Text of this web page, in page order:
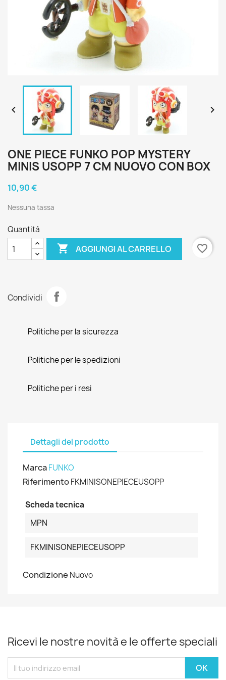
 
ONE PIECE FUNKO POP MYSTERY
MINIS USOPP 7 CM NUOVO CON BOX
10,90 €
Nessuna tassa
Quantità
 AGGIUNGI AL CARRELLO favorite_border
Condividi
Politiche per la sicurezza
Politiche per le spedizioni
Politiche per i resi
Dettagli del prodotto
MarcaFUNKO
RiferimentoFKMINISONEPIECEUSOPP
Scheda tecnica
MPN
FKMINISONEPIECEUSOPP
Condizione Nuovo
Ricevi le nostre novità e le offerte speciali